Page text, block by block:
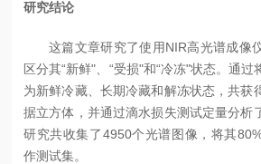
研究结论
这篇文章研究了使用NIR高光谱成像
区分其“新鲜"、“受损"和“冷冻"状态。通
为新鲜冷藏、长期冷藏和解冻状态，共获
据立方体，并通过滴水损失测试定量分析
研究共收集了4950个光谱图像，将其
作测试集。